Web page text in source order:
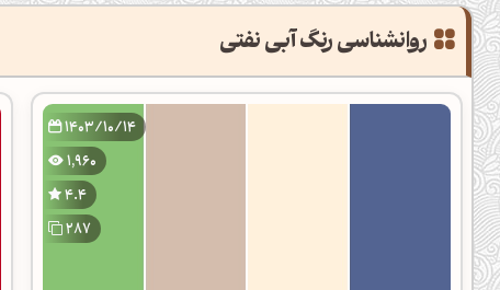
تبدیل کدهای رنگ
یافتن رنگ مکمل
1403/10/14
1,960
4.4
287